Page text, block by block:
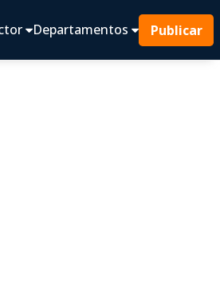
Departamentos Publicar